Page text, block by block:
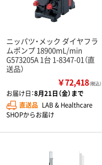
ニッパツ・メック ダイヤフラ
ムポンプ 18900mL/min
G573205A 1台 1-8347-01（直
送品）
￥72,418（税込）
お届け日：8月21日（金）まで
直送品 LAB & Healthcare
SHOPからお届け